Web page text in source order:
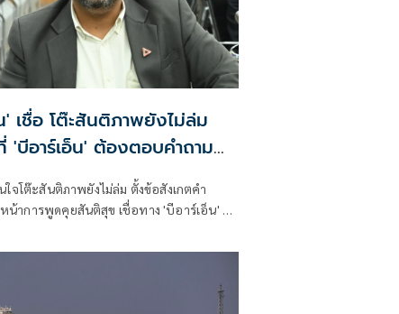
เชื่อ โต๊ะสันติภาพยังไม่ล่ม
'บีอาร์เอ็น' ต้องตอบคำถาม
นรัฐบาล
จโต๊ะสันติภาพยังไม่ล่ม ตั้งข้อสังเกตคำ
คุยสันติสุข เชื่อทาง 'บีอาร์เอ็น' คง
สำนักข่าวกรองฯ ประเมินสถานการณ์
สอบการทำงานของรัฐบาลต่อไปอย่างเข้มข้น